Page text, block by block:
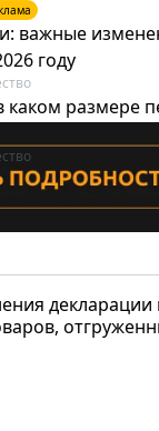
важные
году
размере